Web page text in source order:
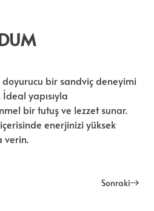
doyurucu bir sandviç deneyimi
İdeal yapısıyla
bir tutuş ve lezzet sunar.
enerjinizi yüksek
verin.
Sonraki